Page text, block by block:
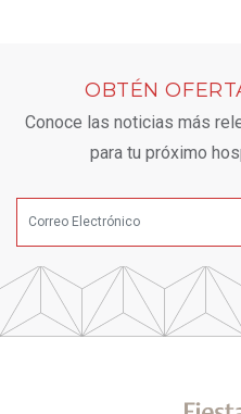
OBTÉN
Conoce las noticias más
para tu próximo